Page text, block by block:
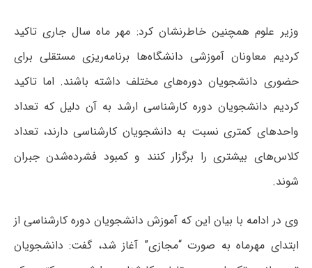
وزیر علوم همچنین خاطرنشان کرد: مهر ماه سال جاری تاکید
کردیم معاونان آموزشی دانشگاه‌ها برنامه‌ریزی مستقلی برای
حضوری دانشجویان دوره‌های مختلف داشته باشند. اما تاکید
کردیم دانشجویان دوره کارشناسی ارشد به آن دلیل که تعداد
واحدهای کمتری نسبت به دانشجویان کارشناسی دارند، تعداد
کلاس‌های بیشتری را برگزار کنند و کمبود فشرده‌شدن جبران
شوند.
وی در ادامه با بیان این که آموزش دانشجویان دوره کارشناسی از
ابتدای مهرماه به صورت “مجازی” آغاز شد، گفت: دانشجویان